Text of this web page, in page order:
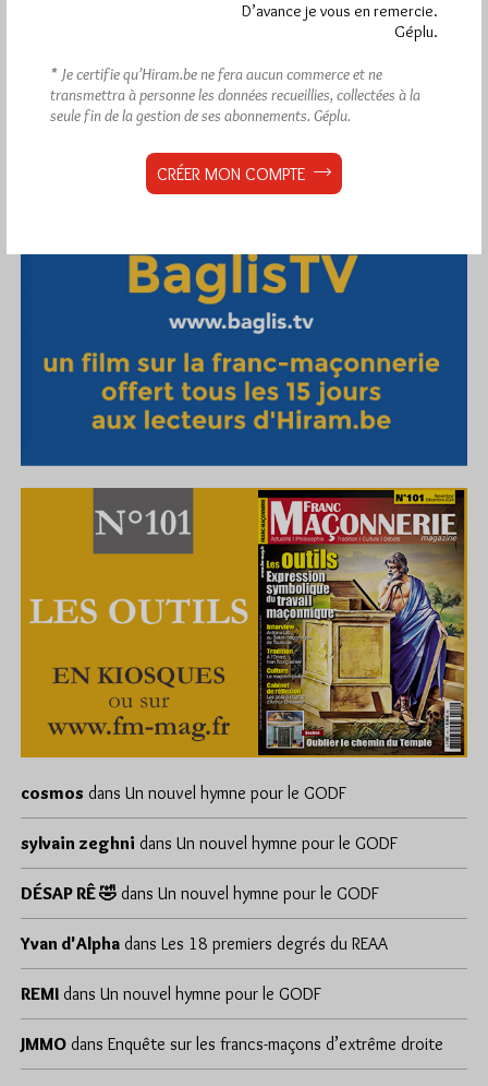
cosmos dans Un nouvel hymne pour le GODF
sylvain zeghni dans Un nouvel hymne pour le GODF
DÉSAP RÊ 🤣 dans Un nouvel hymne pour le GODF
Yvan d'Alpha dans Les 18 premiers degrés du REAA
REMI dans Un nouvel hymne pour le GODF
JMMO dans Enquête sur les francs-maçons d’extrême droite
D’avance je vous en remercie.
Géplu.
* Je certifie qu’Hiram.be ne fera aucun commerce et ne
transmettra à personne les données recueillies, collectées à la
seule fin de la gestion de ses abonnements. Géplu.
CRÉER MON COMPTE